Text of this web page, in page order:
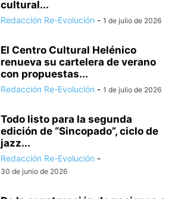
cultural...
Redacción Re-Evolución - 1 de julio de 2026
El Centro Cultural Helénico
renueva su cartelera de verano
con propuestas...
Redacción Re-Evolución - 1 de julio de 2026
Todo listo para la segunda
edición de “Sincopado”, ciclo de
jazz...
Redacción Re-Evolución -
30 de junio de 2026